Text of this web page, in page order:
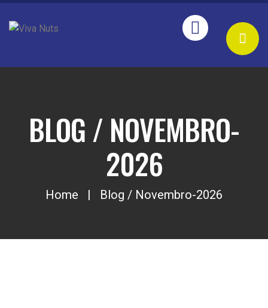
BLOG / NOVEMBRO-
2026
Home Blog / Novembro-2026